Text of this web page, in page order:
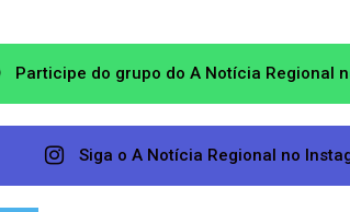
Participe do grupo do A Notícia Regional
Siga o A Notícia Regional no